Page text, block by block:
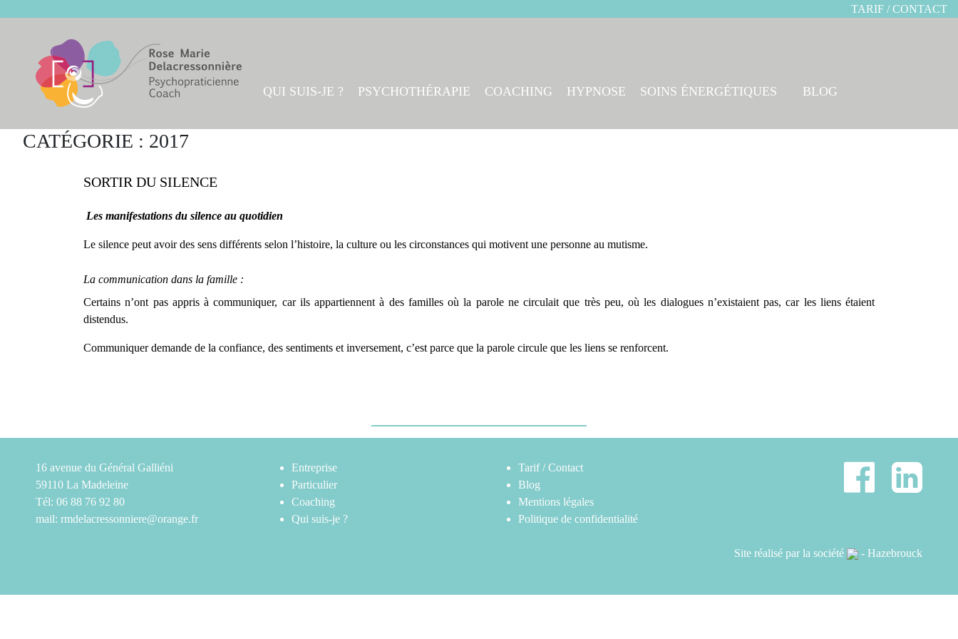
TARIF / CONTACT
QUI SUIS-JE ? PSYCHOTHÉRAPIE COACHING HYPNOSE SOINS ÉNERGÉTIQUES BLOG
CATÉGORIE : 2017
SORTIR DU SILENCE
Les manifestations du silence au quotidien
Le silence peut avoir des sens différents selon l’histoire, la culture ou les circonstances qui motivent une personne au mutisme.
La communication dans la famille :
Certains n’ont pas appris à communiquer, car ils appartiennent à des familles où la parole ne circulait que très peu, où les dialogues n’existaient pas, car les liens étaient
distendus.
Communiquer demande de la confiance, des sentiments et inversement, c’est parce que la parole circule que les liens se renforcent.
16 avenue du Général Galliéni
59110 La Madeleine
Tél: 06 88 76 92 80
mail: rmdelacressonniere@orange.fr
Entreprise
Particulier
Coaching
Qui suis-je ?
Tarif / Contact
Blog
Mentions légales
Politique de confidentialité
Site réalisé par la société - Hazebrouck